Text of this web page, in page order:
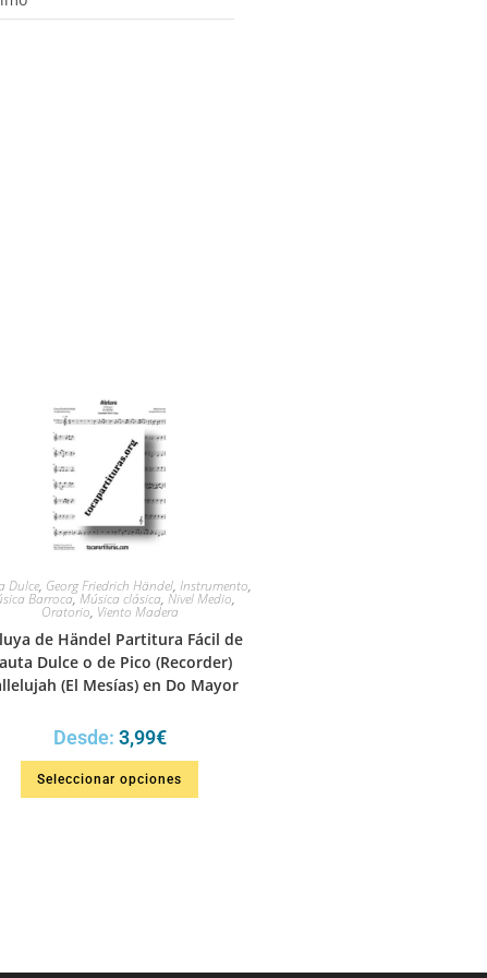
Dulce, Georg Friedrich Händel, Instrumento,
Barroca,Música clásica, Nivel Medio,
Oratorio, Viento Madera
de Händel Partitura Fácil de
Dulce o de Pico (Recorder)
(El Mesías) en Do Mayor
Desde: 3,99€
Seleccionar opciones